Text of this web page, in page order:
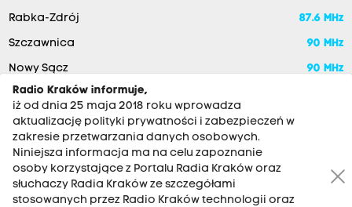
Rabka-Zdrój 87.6 MHz
Szczawnica 90 MHz
Nowy Sącz 90 MHz
Radio Kraków informuje,
iż od dnia 25 maja 2018 roku wprowadza
aktualizację polityki prywatności i zabezpieczeń w
zakresie przetwarzania danych osobowych.
Niniejsza informacja ma na celu zapoznanie
osoby korzystające z Portalu Radia Kraków oraz
słuchaczy Radia Kraków ze szczegółami
stosowanych przez Radio Kraków technologii oraz